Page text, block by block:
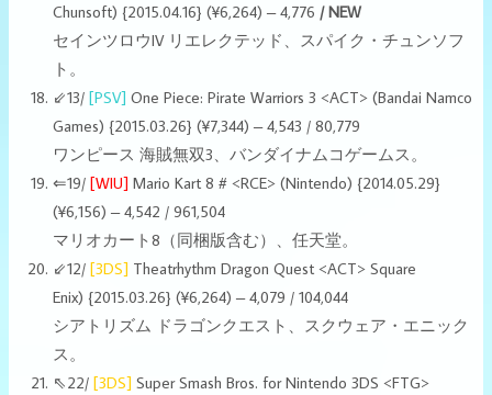
Chunsoft) {2015.04.16} (¥6,264) – 4,776 / NEW
セインツロウIV リエレクテッド、スパイク・チュンソフ
ト。
⇙13/ [PSV] One Piece: Pirate Warriors 3 <ACT> (Bandai Namco
Games) {2015.03.26} (¥7,344) – 4,543 / 80,779
ワンピース 海賊無双3、バンダイナムコゲームス。
⇐19/ [WIU] Mario Kart 8 # <RCE> (Nintendo) {2014.05.29}
(¥6,156) – 4,542 / 961,504
マリオカート8（同梱版含む）、任天堂。
⇙12/ [3DS] Theatrhythm Dragon Quest <ACT> Square
Enix) {2015.03.26} (¥6,264) – 4,079 / 104,044
シアトリズム ドラゴンクエスト、スクウェア・エニック
ス。
⇖22/ [3DS] Super Smash Bros. for Nintendo 3DS <FTG>